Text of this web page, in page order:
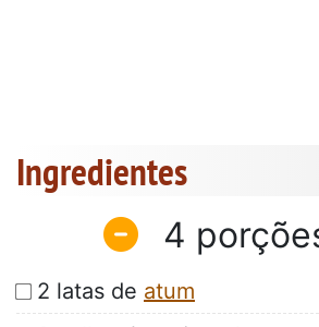
Ingredientes
4
2 latas de atum